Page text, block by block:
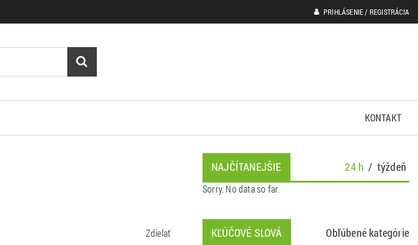
PRIHLÁSENIE / REGISTRÁCIA
KONTAKT
Zdielať
NAJČÍTANEJŠIE 24 h / týždeň
Sorry. No data so far.
KĽÚČOVÉ SLOVÁ Obľúbené kategórie